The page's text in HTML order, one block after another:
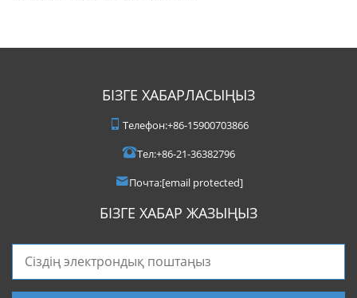
БІЗГЕ ХАБАРЛАСЫҢЫЗ
Телефон:+86-15900703866
Тел:+86-21-36382796
Почта:[email protected]
БІЗГЕ ХАБАР ЖАЗЫҢЫЗ